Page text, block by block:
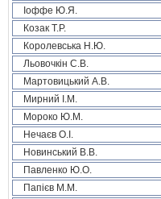
Іоффе Ю.Я.
Козак Т.Р.
Королевська Н.Ю.
Льовочкін С.В.
Мартовицький А.В.
Мирний І.М.
Мороко Ю.М.
Нечаєв О.І.
Новинський В.В.
Павленко Ю.О.
Папієв М.М.